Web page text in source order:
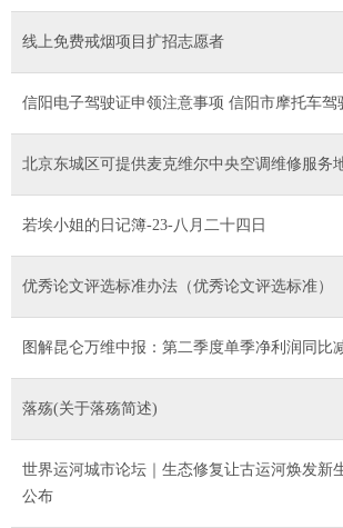
线上免费戒烟项目扩招志愿者
信阳电子驾驶证申领注意事项 信阳市摩托车驾
北京东城区可提供麦克维尔中央空调维修服务
若埃小姐的日记簿-23-八月二十四日
优秀论文评选标准办法（优秀论文评选标准）
图解昆仑万维中报：第二季度单季净利润同比
落殇(关于落殇简述)
世界运河城市论坛｜生态修复让古运河焕发新
公布